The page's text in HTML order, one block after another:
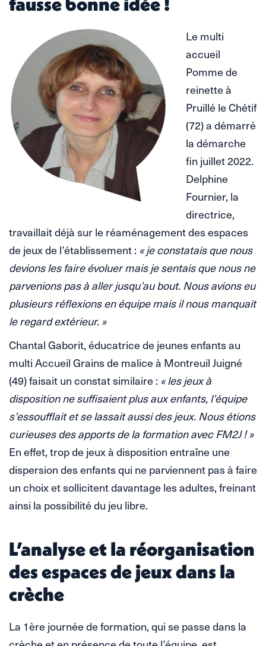
Le multi
accueil
Pomme de
reinette à
Pruillé le Chétif
(72) a démarré
la démarche
fin juillet 2022.
Delphine
Fournier, la
directrice,
travaillait déjà sur le réaménagement des espaces
de jeux de l’établissement : « je constatais que nous
devions les faire évoluer mais je sentais que nous ne
parvenions pas à aller jusqu’au bout. Nous avions eu
plusieurs réflexions en équipe mais il nous manquait
le regard extérieur. »
Chantal Gaborit, éducatrice de jeunes enfants au
multi Accueil Grains de malice à Montreuil Juigné
(49) faisait un constat similaire : « les jeux à
disposition ne suffisaient plus aux enfants, l’équipe
s’essoufflait et se lassait aussi des jeux. Nous étions
curieuses des apports de la formation avec FM2J ! »
En effet, trop de jeux à disposition entraîne une
dispersion des enfants qui ne parviennent pas à faire
un choix et sollicitent davantage les adultes, freinant
ainsi la possibilité du jeu libre.
L’analyse et la réorganisation
des espaces de jeux dans la
crèche
La 1ère journée de formation, qui se passe dans la